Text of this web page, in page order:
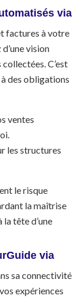
factures à votre
vision
C’est
des obligations
ventes
les structures
le risque
la maîtrise
tête d’une
sa connectivité
expériences